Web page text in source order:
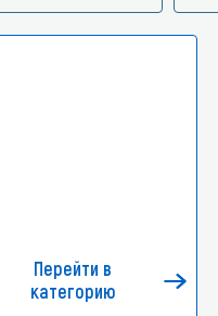
Перейти в
категорию